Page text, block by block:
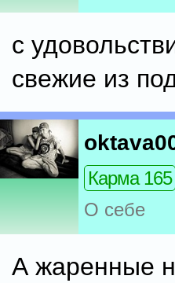
с
свежие из
Карма 165
О себе
А жаренные